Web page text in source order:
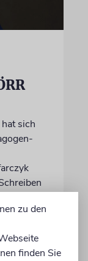
sich
zu den
finden Sie